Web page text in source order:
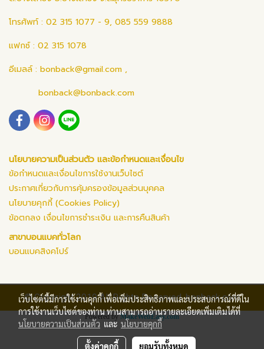
โทรศัพท์ : 02 315 1077 - 9, 085 559 9888
แฟกซ์ : 02 315 1078
อีเมลล์ : bonback@gmail.com ,
bonback@bonback.com
นโยบายความเป็นส่วนตัว และข้อกำหนดและเงื่อนไข
ข้อกำหนดและเงื่อนไขการใช้งานเว็บไซต์
ประกาศเกี่ยวกับการคุ้มครองข้อมูลส่วนบุคคล
นโยบายคุกกี้ (Cookies Policy)
ข้อตกลง เงื่อนไขการชำระเงิน และการคืนสินค้า
สาขาบอนแบคทั่วโลก
บอนแบคสิงคโปร์
© Copyright 2019 All Rights Reserved. bonback.com
Powered byMakeWebEasy.com
เว็บไซต์นี้มีการใช้งานคุกกี้ เพื่อเพิ่มประสิทธิภาพและประสบการณ์ที่ดีใน
การใช้งานเว็บไซต์ของท่าน ท่านสามารถอ่านรายละเอียดเพิ่มเติมได้ที่
นโยบายความเป็นส่วนตัว และ นโยบายคุกกี้
ตั้งค่าคุกกี้ ยอมรับทั้งหมด